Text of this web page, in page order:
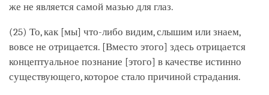
же не является самой мазью для глаз.
(25) То, как [мы] что-либо видим, слышим или знаем,
вовсе не отрицается. [Вместо этого] здесь отрицается
концептуальное познание [этого] в качестве истинно
существующего, которое стало причиной страдания.